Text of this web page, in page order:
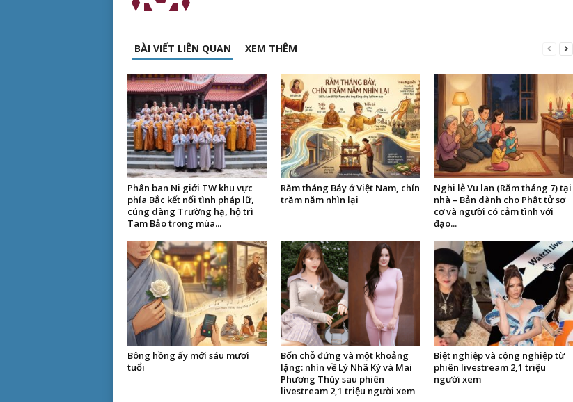
BÀI VIẾT LIÊN QUAN XEM THÊM
Phân ban Ni giới TW khu vực
phía Bắc kết nối tình pháp lữ,
cúng dàng Trường hạ, hộ trì
Tam Bảo trong mùa...
Rằm tháng Bảy ở Việt Nam, chín
trăm năm nhìn lại
Nghi lễ Vu lan (Rằm tháng 7) tại
nhà – Bản dành cho Phật tử sơ
cơ và người có cảm tình với
đạo...
Bông hồng ấy mới sáu mươi
tuổi
Bốn chỗ đứng và một khoảng
lặng: nhìn về Lý Nhã Kỳ và Mai
Phương Thúy sau phiên
livestream 2,1 triệu người xem
Biệt nghiệp và cộng nghiệp từ
phiên livestream 2,1 triệu
người xem